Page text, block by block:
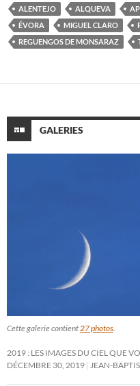
ALENTEJO ALQUEVA
ÉVORA
MIGUEL CLARO
REGUENGOS DE MONSARAZ
GALERIES
Cette galerie contient27 photos.
2019 : LES IMAGES DU CIEL QUE
DÉCEMBRE 30, 2019 JEAN-